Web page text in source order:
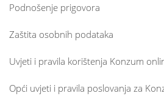
Podnošenje prigovora
Zaštita osobnih podataka
Uvjeti i pravila korištenja Konzum
Opći uvjeti i pravila poslovanja za